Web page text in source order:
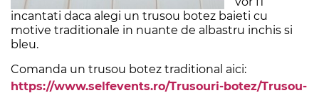
incantati daca alegi un trusou botez baieti cu
motive traditionale in nuante de albastru inchis si
bleu.
Comanda un trusou botez traditional aici:
https://www.selfevents.ro/Trusouri-botez/Trusou-